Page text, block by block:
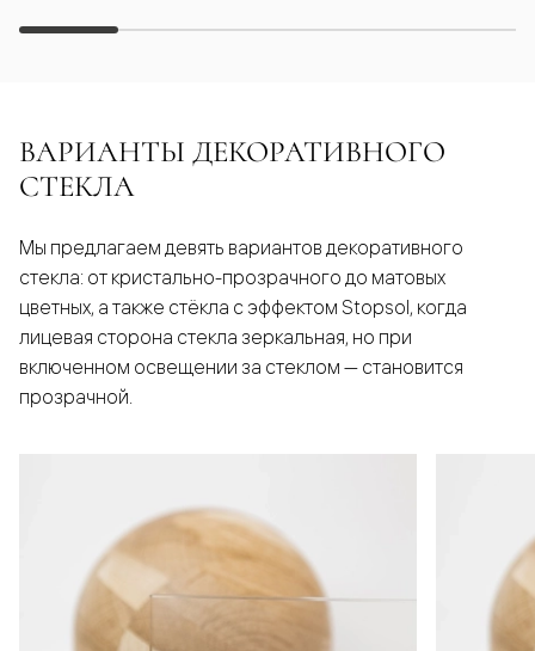
ВАРИАНТЫ ДЕКОРАТИВНОГО
СТЕКЛА
Мы предлагаем девять вариантов декоративного
стекла: от кристально-прозрачного до матовых
цветных, а также стёкла с эффектом Stopsol, когда
лицевая сторона стекла зеркальная, но при
включенном освещении за стеклом — становится
прозрачной.